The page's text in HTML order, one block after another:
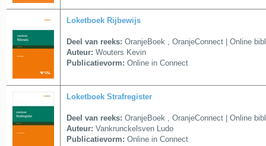
Loketboek Rijbewijs
Deel van reeks: OranjeBoek , OranjeConnect | Online
Auteur: Wouters Kevin
Publicatievorm: Online in Connect
Loketboek Strafregister
Deel van reeks: OranjeBoek , OranjeConnect | Online
Auteur: Vankrunckelsven Ludo
Publicatievorm: Online in Connect